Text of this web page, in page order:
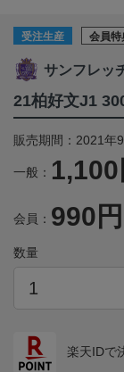
受注生産 会員特
サンフレッ
21柏好文J1
販売期間：2021年
一般： 1,100
会員： 990円
数量
楽天IDで